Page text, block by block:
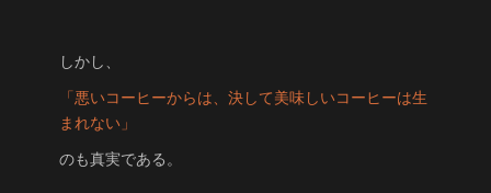
しかし、
「悪いコーヒーからは、決して美味しいコーヒーは生
まれない」
のも真実である。